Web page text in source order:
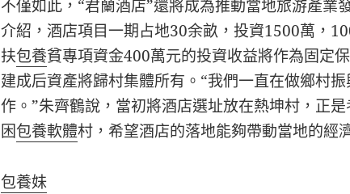
不僅如此，“君蘭酒店”還將成為推動當地旅游產業
介紹，酒店項目一期占地30余畝，投資1500萬，
扶包養貧專項資金400萬元的投資收益將作為固定
建成后資產將歸村集體所有。“我們一直在做鄉村
作。”朱齊鶴說，當初將酒店選址放在熱坤村，正
困包養軟體村，希望酒店的落地能夠帶動當地的經
包養妹